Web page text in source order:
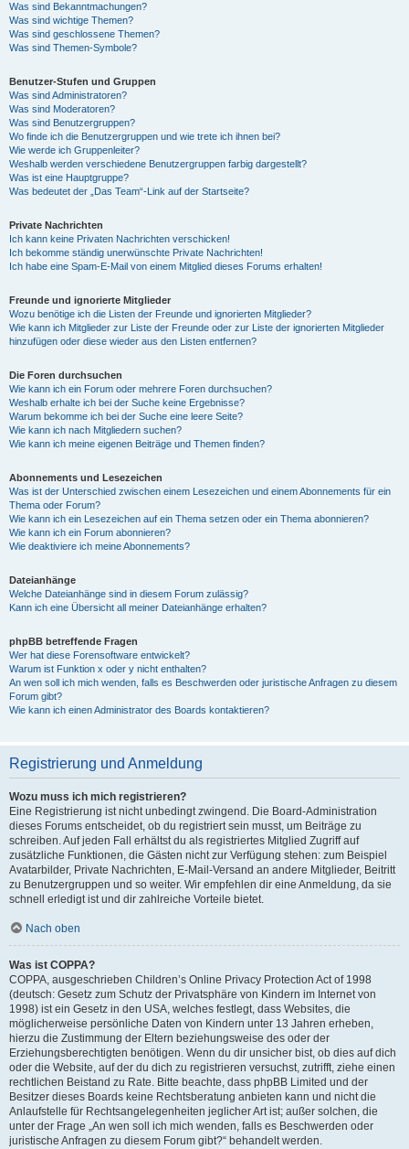
Was sind Bekanntmachungen?
Was sind wichtige Themen?
Was sind geschlossene Themen?
Was sind Themen-Symbole?
Benutzer-Stufen und Gruppen
Was sind Administratoren?
Was sind Moderatoren?
Was sind Benutzergruppen?
Wo finde ich die Benutzergruppen und wie trete ich ihnen bei?
Wie werde ich Gruppenleiter?
Weshalb werden verschiedene Benutzergruppen farbig dargestellt?
Was ist eine Hauptgruppe?
Was bedeutet der „Das Team“-Link auf der Startseite?
Private Nachrichten
Ich kann keine Privaten Nachrichten verschicken!
Ich bekomme ständig unerwünschte Private Nachrichten!
Ich habe eine Spam-E-Mail von einem Mitglied dieses Forums erhalten!
Freunde und ignorierte Mitglieder
Wozu benötige ich die Listen der Freunde und ignorierten Mitglieder?
Wie kann ich Mitglieder zur Liste der Freunde oder zur Liste der ignorierten Mitglieder
hinzufügen oder diese wieder aus den Listen entfernen?
Die Foren durchsuchen
Wie kann ich ein Forum oder mehrere Foren durchsuchen?
Weshalb erhalte ich bei der Suche keine Ergebnisse?
Warum bekomme ich bei der Suche eine leere Seite?
Wie kann ich nach Mitgliedern suchen?
Wie kann ich meine eigenen Beiträge und Themen finden?
Abonnements und Lesezeichen
Was ist der Unterschied zwischen einem Lesezeichen und einem Abonnements für ein
Thema oder Forum?
Wie kann ich ein Lesezeichen auf ein Thema setzen oder ein Thema abonnieren?
Wie kann ich ein Forum abonnieren?
Wie deaktiviere ich meine Abonnements?
Dateianhänge
Welche Dateianhänge sind in diesem Forum zulässig?
Kann ich eine Übersicht all meiner Dateianhänge erhalten?
phpBB betreffende Fragen
Wer hat diese Forensoftware entwickelt?
Warum ist Funktion x oder y nicht enthalten?
An wen soll ich mich wenden, falls es Beschwerden oder juristische Anfragen zu diesem
Forum gibt?
Wie kann ich einen Administrator des Boards kontaktieren?
Registrierung und Anmeldung
Wozu muss ich mich registrieren?
Eine Registrierung ist nicht unbedingt zwingend. Die Board-Administration
dieses Forums entscheidet, ob du registriert sein musst, um Beiträge zu
schreiben. Auf jeden Fall erhältst du als registriertes Mitglied Zugriff auf
zusätzliche Funktionen, die Gästen nicht zur Verfügung stehen: zum Beispiel
Avatarbilder, Private Nachrichten, E-Mail-Versand an andere Mitglieder, Beitritt
zu Benutzergruppen und so weiter. Wir empfehlen dir eine Anmeldung, da sie
schnell erledigt ist und dir zahlreiche Vorteile bietet.
Nach oben
Was ist COPPA?
COPPA, ausgeschrieben Children’s Online Privacy Protection Act of 1998
(deutsch: Gesetz zum Schutz der Privatsphäre von Kindern im Internet von
1998) ist ein Gesetz in den USA, welches festlegt, dass Websites, die
möglicherweise persönliche Daten von Kindern unter 13 Jahren erheben,
hierzu die Zustimmung der Eltern beziehungsweise des oder der
Erziehungsberechtigten benötigen. Wenn du dir unsicher bist, ob dies auf dich
oder die Website, auf der du dich zu registrieren versuchst, zutrifft, ziehe einen
rechtlichen Beistand zu Rate. Bitte beachte, dass phpBB Limited und der
Besitzer dieses Boards keine Rechtsberatung anbieten kann und nicht die
Anlaufstelle für Rechtsangelegenheiten jeglicher Art ist; außer solchen, die
unter der Frage „An wen soll ich mich wenden, falls es Beschwerden oder
juristische Anfragen zu diesem Forum gibt?“ behandelt werden.